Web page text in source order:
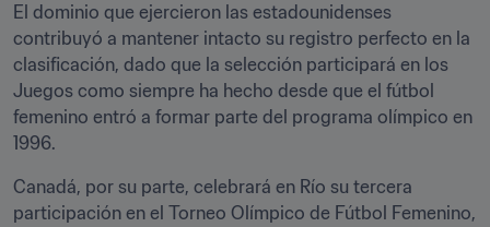
El dominio que ejercieron las estadounidenses
contribuyó a mantener intacto su registro perfecto en la
clasificación, dado que la selección participará en los
Juegos como siempre ha hecho desde que el fútbol
femenino entró a formar parte del programa olímpico en
1996.
Canadá, por su parte, celebrará en Río su tercera
participación en el Torneo Olímpico de Fútbol Femenino,